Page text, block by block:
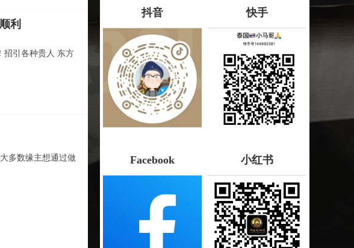
利
招引各种贵人 东方
多数缘主想通过做
情圆满
抖音 快手
Facebook 小红书